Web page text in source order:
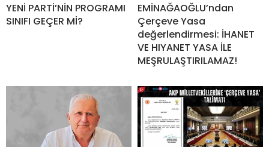
YENİ PARTİ’NİN PROGRAMI
SINIFI GEÇER Mİ?
EMİNAĞAOĞLU’ndan
Çerçeve Yasa
değerlendirmesi: İHANET
VE HIYANET YASA İLE
MEŞRULAŞTIRILAMAZ!